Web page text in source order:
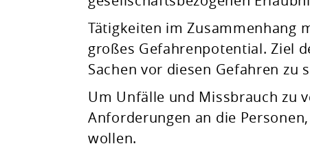
Tätigkeiten im Zusammenhang
großes Gefahrenpotential. Ziel
Sachen vor diesen Gefahren zu
Um Unfälle und Missbrauch zu
Anforderungen an die
wollen.